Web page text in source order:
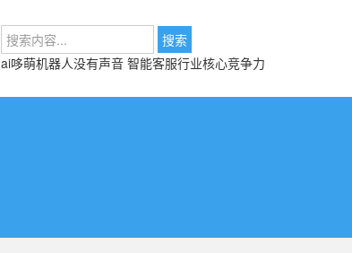
ai哆萌机器人没有声音 智能客服行业核心竞争力